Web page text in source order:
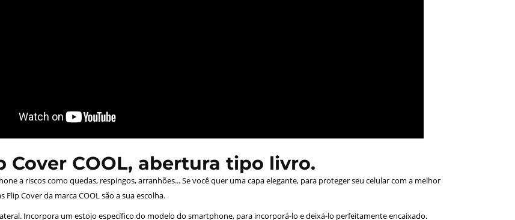
Cover COOL, abertura tipo livro.
a riscos como quedas, respingos, arranhões... Se você quer uma capa elegante, para proteger seu celular com a melhor
Flip Cover da marca COOL são a sua escolha.
Incorpora um estojo específico do modelo do smartphone, para incorporá-lo e deixá-lo perfeitamente encaixado.